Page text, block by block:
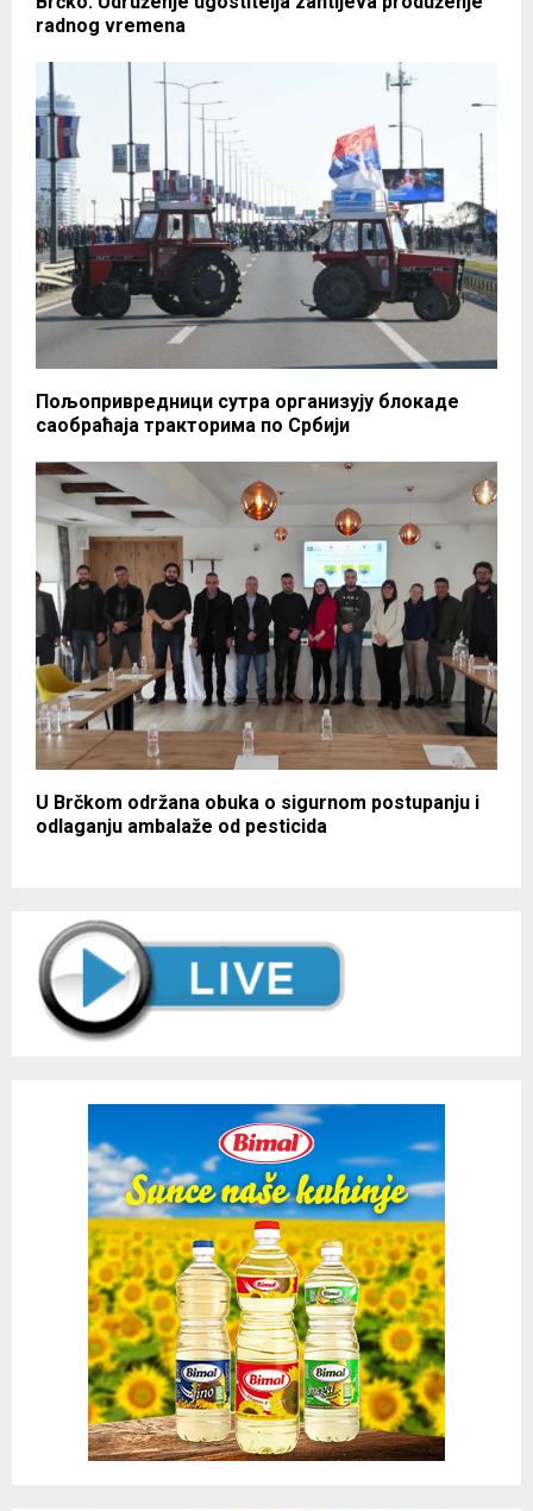
radnog vremena
Пољопривредници сутра организују блокаде
саобраћаја тракторима по Србији
U Brčkom održana obuka o sigurnom postupanju i
odlaganju ambalaže od pesticida